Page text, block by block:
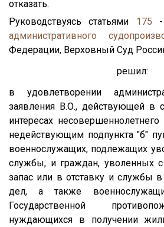
отказать.
Руководствуясь статьями 175 -
административного
Федерации, Верховный Суд
решил:
в удовлетворении
заявления В.О., действующей в
интересах
недействующим подпункта "б"
военнослужащих, подлежащих
службы, и граждан, уволенных
запас или в отставку и службы в
дел, а также
Государственной
нуждающихся в получении